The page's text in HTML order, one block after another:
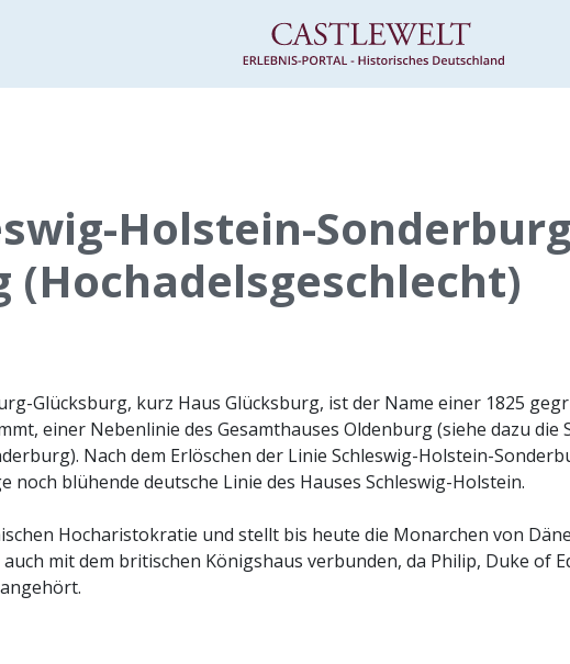
Holstein-
(Hochadelsgeschlecht)
Glücksburg, kurz Haus Glücksburg, ist der Name einer 1825
einer Nebenlinie des Gesamthauses Oldenburg (siehe dazu die
Nach dem Erlöschen der Linie Schleswig-Holstein-
noch blühende deutsche Linie des Hauses Schleswig-Holstein.
Hocharistokratie und stellt bis heute die Monarchen von
mit dem britischen Königshaus verbunden, da Philip, Duke of